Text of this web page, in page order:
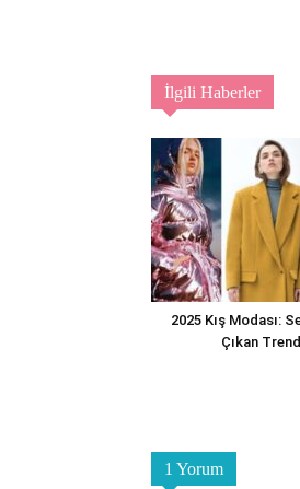
İlgili Haberler
2025 Kış Modası:
Çıkan
1 Yorum